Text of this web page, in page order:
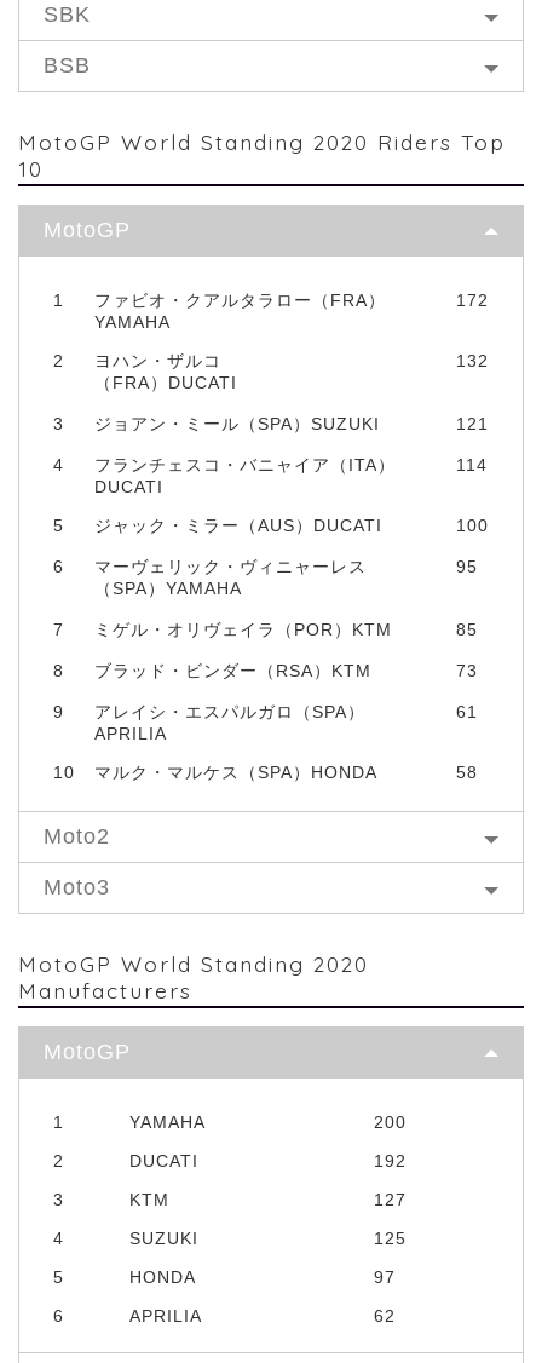
SBK
BSB
MotoGP World Standing 2020 Riders Top
10
MotoGP
1
ファビオ・クアルタラロー（FRA）
YAMAHA
172
2
ヨハン・ザルコ
（FRA）DUCATI
132
3 ジョアン・ミール（SPA）SUZUKI 121
4
フランチェスコ・バニャイア（ITA）
DUCATI
114
5 ジャック・ミラー（AUS）DUCATI 100
6
マーヴェリック・ヴィニャーレス
（SPA）YAMAHA
95
7 ミゲル・オリヴェイラ（POR）KTM 85
8 ブラッド・ビンダー（RSA）KTM 73
9
アレイシ・エスパルガロ（SPA）
APRILIA
61
10 マルク・マルケス（SPA）HONDA 58
Moto2
Moto3
MotoGP World Standing 2020
Manufacturers
MotoGP
1 YAMAHA
200
2
DUCATI
192
3
KTM
127
4
SUZUKI
125
5
HONDA
97
6
APRILIA 62